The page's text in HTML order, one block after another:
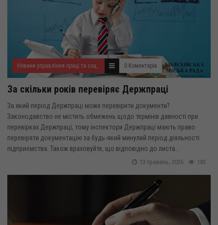
0 Коментарів
За скільки років перевіряє Держпраці
За який період Держпраці може перевірити документи?
Законодавство не містить обмежень щодо термінів давності при
перевірках Держпраці, тому інспектори Держпраці мають право
перевіряти документацію за будь-який минулий період діяльності
підприємства. Також враховуйте, що відповідно до листа...
183
13 травень, 2026